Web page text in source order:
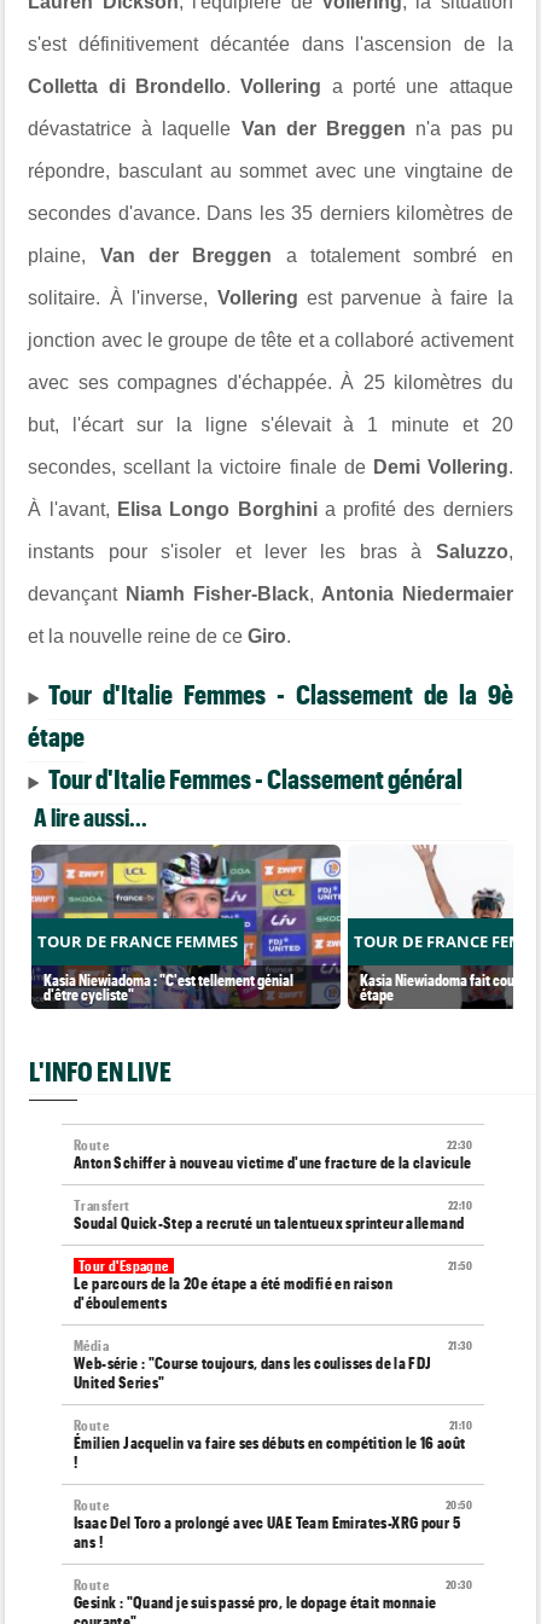
s'est définitivement décantée dans l'ascension de la
Colletta di Brondello.Vollering a porté une attaque
dévastatrice à laquelle Van der Breggen n'a pas pu
répondre, basculant au sommet avec une vingtaine de
secondes d'avance. Dans les 35 derniers kilomètres de
plaine, Van der Breggen a totalement sombré en
solitaire. À l'inverse, Volleringest parvenue à faire la
jonction avec le groupe de tête et a collaboré activement
avec ses compagnes d'échappée. À 25 kilomètres du
but, l'écart sur la ligne s'élevait à 1 minute et 20
secondes, scellant la victoire finale de Demi Vollering.
À l'avant, Elisa Longo Borghinia profité des derniers
instants pour s'isoler et lever les bras à Saluzzo,
devançant Niamh Fisher-Black, Antonia Niedermaier
et la nouvelle reine de ceGiro.
Tour d'Italie Femmes - Classement de la 9è
étape
Tour d'Italie Femmes - Classement général
A lire aussi...
TOUR DE FRANCE FEMMES
Kasia Niewiadoma : "C'est tellement génial
d'être cycliste"
TOUR DE FRANCE
Kasia Niewiadoma fait coup
étape
L'INFO EN LIVE
22:30
Route
Anton Schiffer à nouveau victime d'une fracture de la clavicule
22:10
Transfert
Soudal Quick-Step a recruté un talentueux sprinteur allemand
21:50
Tour d'Espagne
Le parcours de la 20e étape a été modifié en raison
d'éboulements
21:30
Média
Web-série : "Course toujours, dans les coulisses de la FDJ
United Series"
21:10
Route
Émilien Jacquelin va faire ses débuts en compétition le 16 août
!
20:50
Route
Isaac Del Toro a prolongé avec UAE Team Emirates-XRG pour 5
ans !
20:30
Route
Gesink : "Quand je suis passé pro, le dopage était monnaie